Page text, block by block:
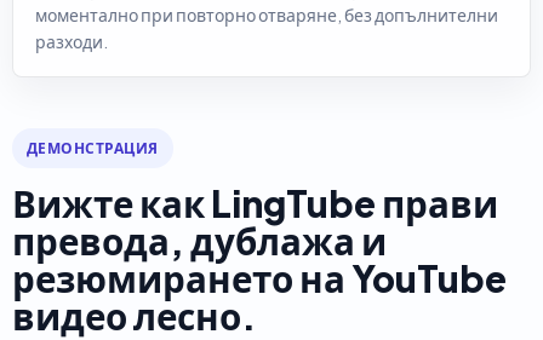
моментално при повторно отваряне, без допълнителни
разходи.
ДЕМОНСТРАЦИЯ
Вижте как LingTube прави
превода, дублажа и
резюмирането на YouTube
видео лесно.